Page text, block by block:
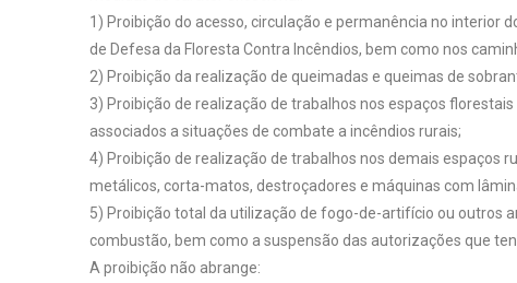
1) Proibição do acesso, circulação e permanência no interior
de Defesa da Floresta Contra Incêndios, bem como nos
2) Proibição da realização de queimadas e queimas de
3) Proibição de realização de trabalhos nos espaços
associados a situações de combate a incêndios rurais;
4) Proibição de realização de trabalhos nos demais espaços
metálicos, corta-matos, destroçadores e máquinas com
5) Proibição total da utilização de fogo-de-artifício ou outros
combustão, bem como a suspensão das autorizações que
A proibição não abrange: